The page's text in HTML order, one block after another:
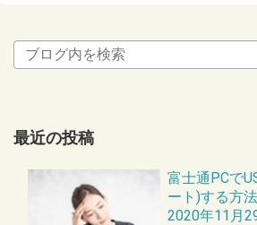
最近の投稿
富士通PCで
ート)する方法
2020年11月